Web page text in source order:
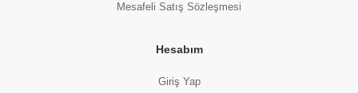
Mesafeli Satış Sözleşmesi
Hesabım
Giriş Yap